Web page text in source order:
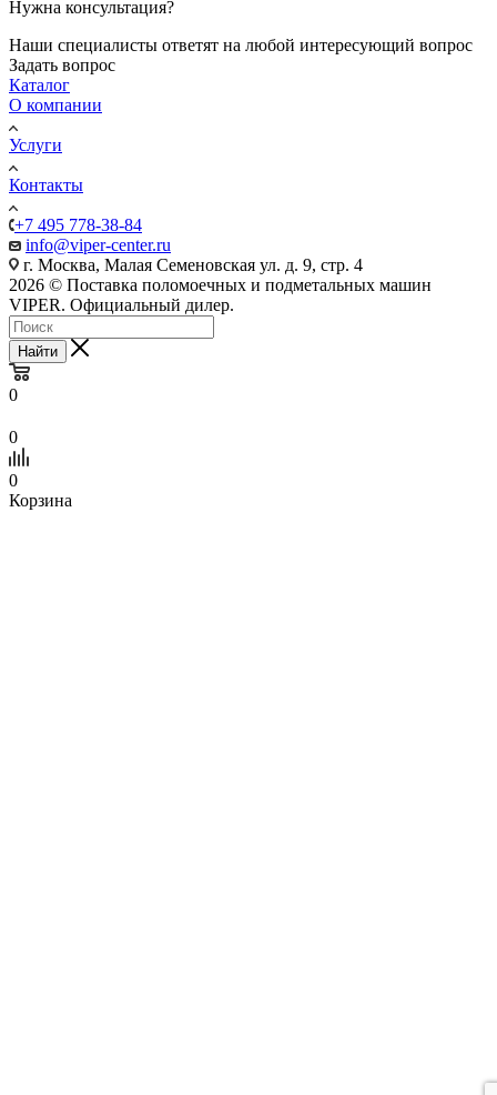
Нужна консультация?
Наши специалисты ответят на любой интересующий вопрос
Задать вопрос
Каталог
О компании
Услуги
Контакты
+7 495 778-38-84
info@viper-center.ru
г. Москва, Малая Семеновская ул. д. 9, стр. 4
2026 © Поставка поломоечных и подметальных машин
VIPER. Официальный дилер.
Найти
0
0
0
Корзина